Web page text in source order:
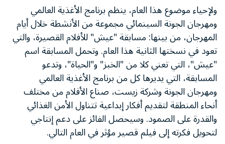
ولإحياء موضوع هذا العام، ينظم برنامج الأغذية العالمي
ومهرجان الجونة السينمائي مجموعة من الأنشطة خلال أيام
المهرجان، من بينها: مسابقة "عيش" للأفلام القصيرة، والتي
تعود في نسختها الثانية هذا العام. وتحمل المسابقة اسم
"عيش"، التي تعني كلا من "الخبز" و"الحياة"، وتدعو
المسابقة، التي يديرها كل من برنامج الأغذية العالمي
ومهرجان الجونة وشركة زيست، صناع الأفلام من مختلف
أنحاء المنطقة لتقديم أفكار إبداعية تتناول الأمن الغذائي
والقدرة على الصمود. وسيحصل الفائز على دعم إنتاجي
لتحويل فكرته إلى فيلم قصير مؤثر في العام التالي.